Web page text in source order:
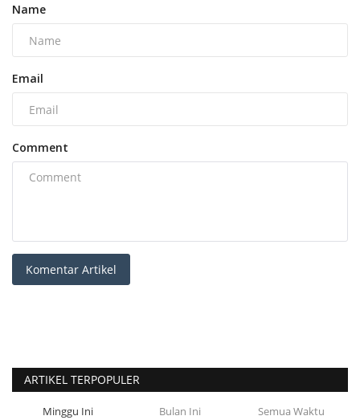
Name
Email
Comment
Komentar Artikel
ARTIKEL TERPOPULER
Minggu Ini Bulan Ini Semua Waktu